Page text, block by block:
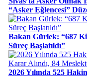
“Asker Eğlencesi”
Bakan Gürlek: “687
Süreç Başlatıldı”
2026 Yılında 525